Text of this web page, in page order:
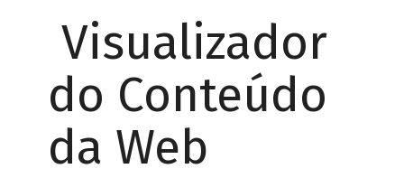
Visualizador
do Conteúdo
da Web